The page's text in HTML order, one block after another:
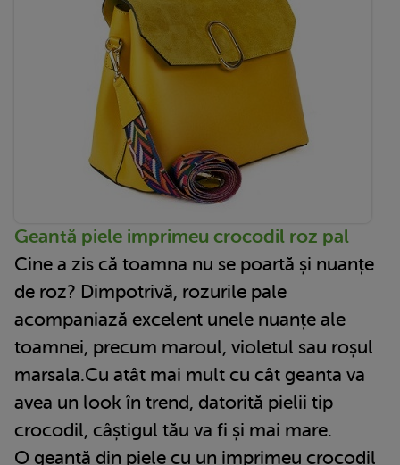
Geantă piele imprimeu crocodil roz pal
Cine a zis că toamna nu se poartă și nuanțe
de roz? Dimpotrivă, rozurile pale
acompaniază excelent unele nuanțe ale
toamnei, precum maroul, violetul sau roșul
marsala.Cu atât mai mult cu cât geanta va
avea un look în trend, datorită pielii tip
crocodil, câștigul tău va fi și mai mare.
O geantă din piele cu un imprimeu crocodil